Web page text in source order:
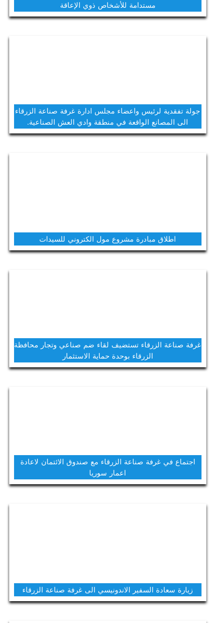
مستدامة للأشخاص ذوي الإعاقة
جولة تفقدية لرئيس واعضاء مجلس ادارة غرفة صناعة الزرقاء
الى المصانع الواقعة في منطقة وادي العش الصناعية.
اطلاق مبادرة مشروع مول الكتروني للسيدات
غرفة صناعة الزرقاء تستضيف لقاء ضم صناعي وتجار محافظة
الزرقاء بوحدة حماية الاستثمار
اجتماع في غرفة صناعة الزرقاء مع صندوق الائتمان لاعادة
اعمار سوريا
زيارة سعادة السفير الاندونيسي الى غرفة صناعة الزرقاء